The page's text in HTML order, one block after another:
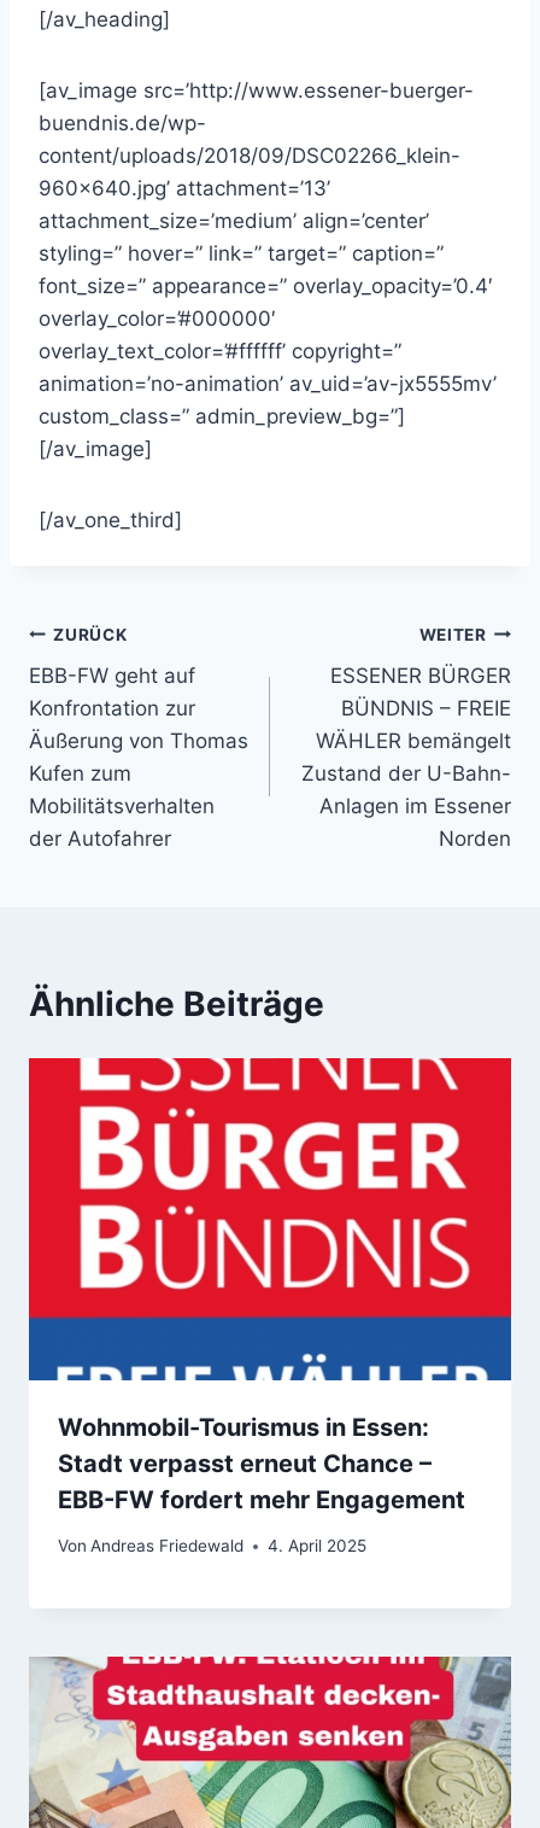
[/av_heading]
[av_image src=’http://www.essener-buerger-
buendnis.de/wp-
content/uploads/2018/09/DSC02266_klein-
960×640.jpg’ attachment=’13’
attachment_size=’medium’ align=’center’
styling=” hover=” link=” target=” caption=”
font_size=” appearance=” overlay_opacity=’0.4′
overlay_color=’#000000′
overlay_text_color=’#ffffff’ copyright=”
animation=’no-animation’ av_uid=’av-jx5555mv’
custom_class=” admin_preview_bg=”]
[/av_image]
[/av_one_third]
Beitragsnavigation
ZURÜCK
EBB-FW geht auf
Konfrontation zur
Äußerung von Thomas
Kufen zum
Mobilitätsverhalten
der Autofahrer
WEITER
ESSENER BÜRGER
BÜNDNIS – FREIE
WÄHLER bemängelt
Zustand der U-Bahn-
Anlagen im Essener
Norden
Ähnliche Beiträge
Wohnmobil-Tourismus in Essen:
Stadt verpasst erneut Chance –
EBB-FW fordert mehr Engagement
Von Andreas Friedewald 4. April 2025